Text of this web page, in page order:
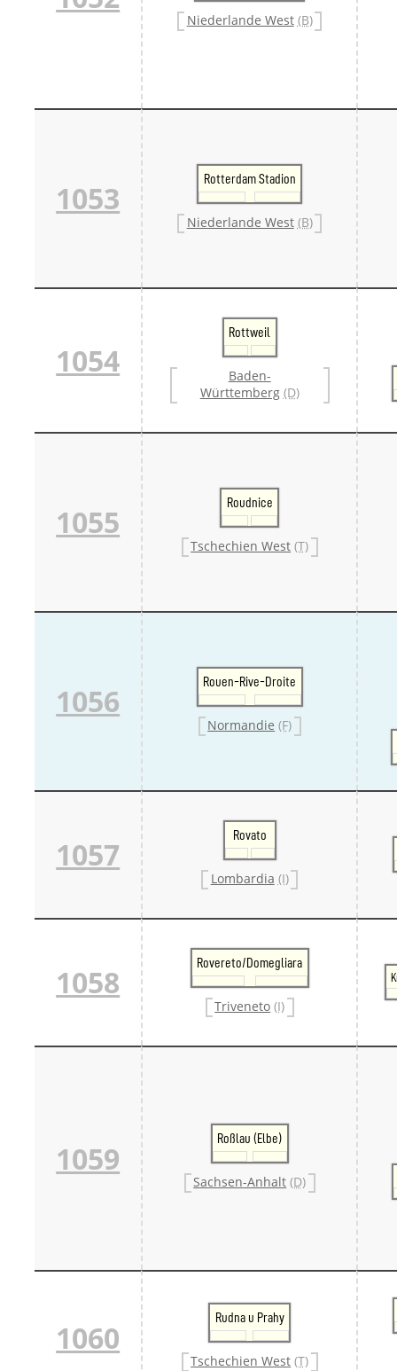
Weitere
Niederlande West (B)
1053
Rotterdam Stadion
Niederlande West (B)
1054
Rottweil
Baden-
Württemberg (D)
1055
Roudnice
Tschechien West (T)
1056
Rouen-Rive-Droite
Normandie (F)
1057
Rovato
Lombardia (I)
1058
Rovereto/Domegliara
Triveneto (I)
1059
Roßlau (Elbe)
Sachsen-Anhalt (D)
1060
Rudna u Prahy
Tschechien West (T)